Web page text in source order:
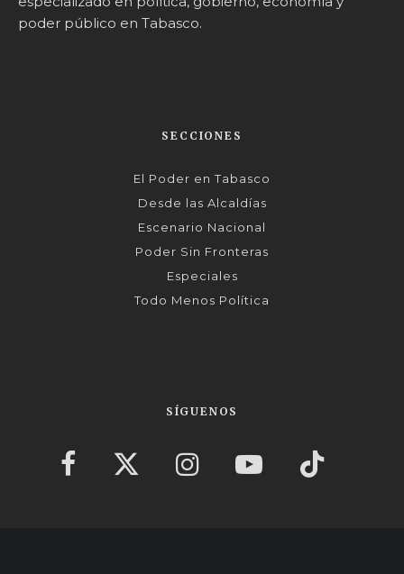
poder público en Tabasco.
SECCIONES
El Poder en Tabasco
Desde las Alcaldías
Escenario Nacional
Poder Sin Fronteras
Especiales
Todo Menos Política
SÍGUENOS